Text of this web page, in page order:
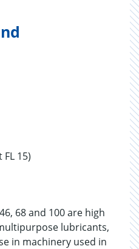
FL 15)
46, 68 and 100 are high
lubricants,
in machinery used in